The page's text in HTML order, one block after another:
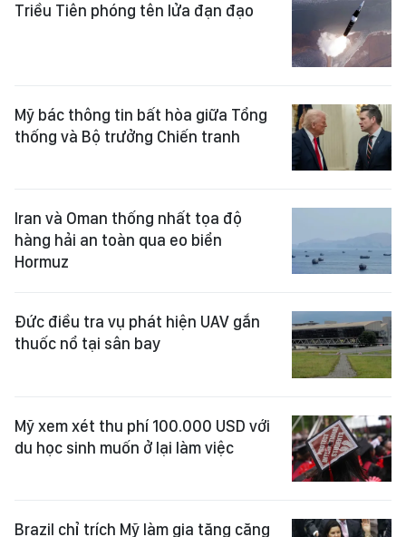
Triều Tiên phóng tên lửa đạn đạo
Mỹ bác thông tin bất hòa giữa Tổng
thống và Bộ trưởng Chiến tranh
Iran và Oman thống nhất tọa độ
hàng hải an toàn qua eo biển
Hormuz
Đức điều tra vụ phát hiện UAV gắn
thuốc nổ tại sân bay
Mỹ xem xét thu phí 100.000 USD với
du học sinh muốn ở lại làm việc
Brazil chỉ trích Mỹ làm gia tăng căng